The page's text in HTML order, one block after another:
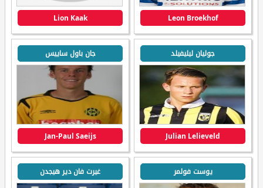
Leon Broekhof
Lion Kaak
جوليان ليليفيلد
Julian Lelieveld
جان باول ساييس
Jan-Paul Saeijs
يوست فولمر غيرت فان دير هيجدن